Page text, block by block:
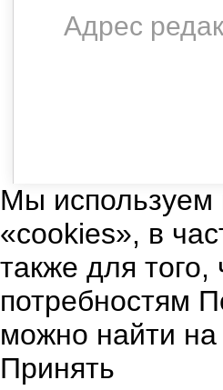
Адрес
Мы используем
«cookies», в
также для
потребностям
можно найти на
Принять